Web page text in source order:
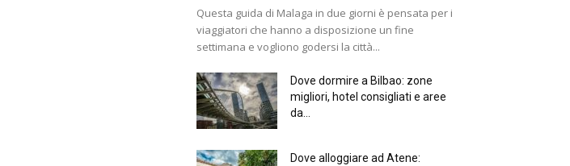
Questa guida di Malaga in due giorni è pensata per i
viaggiatori che hanno a disposizione un fine
settimana e vogliono godersi la città...
Dove dormire a Bilbao: zone
migliori, hotel consigliati e aree
da...
Dove alloggiare ad Atene: